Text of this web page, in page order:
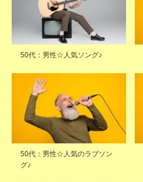
50代：男性☆人気ソング♪
50代：男性☆人気のラブソン
グ♪